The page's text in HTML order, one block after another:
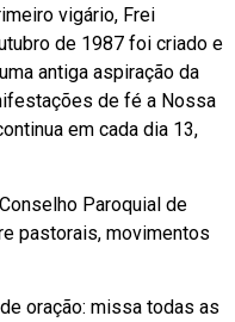
vigário, Frei
de 1987 foi criado e
antiga aspiração da
de fé a Nossa
em cada dia 13,
Paroquial de
pastorais, movimentos
oração: missa todas as